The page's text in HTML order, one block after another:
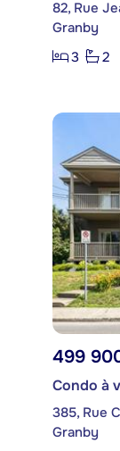
82, Rue
Granby
3
2
499
Condo à
385, Rue
Granby